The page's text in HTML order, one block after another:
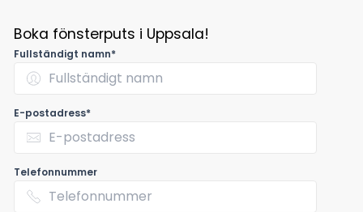
Boka fönsterputs i Uppsala!
Fullständigt namn*
E-postadress*
Telefonnummer